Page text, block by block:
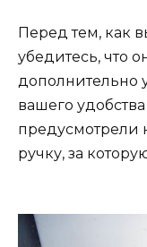
Перед тем, как
убедитесь, что
вашего
предусмотрели
ручку, за